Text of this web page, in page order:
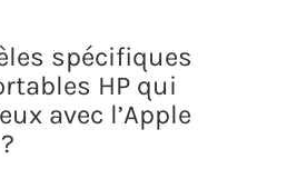
spécifiques
HP qui
avec l’Apple